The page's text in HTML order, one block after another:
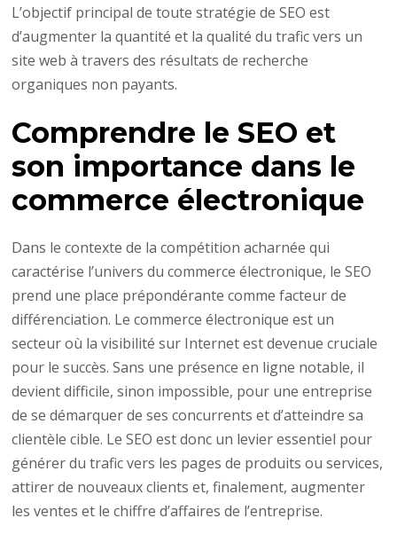
L’objectif principal de toute stratégie de SEO est
d’augmenter la quantité et la qualité du trafic vers un
site web à travers des résultats de recherche
organiques non payants.
Comprendre le SEO et
son importance dans le
commerce électronique
Dans le contexte de la compétition acharnée qui
caractérise l’univers du commerce électronique, le SEO
prend une place prépondérante comme facteur de
différenciation. Le commerce électronique est un
secteur où la visibilité sur Internet est devenue cruciale
pour le succès. Sans une présence en ligne notable, il
devient difficile, sinon impossible, pour une entreprise
de se démarquer de ses concurrents et d’atteindre sa
clientèle cible. Le SEO est donc un levier essentiel pour
générer du trafic vers les pages de produits ou services,
attirer de nouveaux clients et, finalement, augmenter
les ventes et le chiffre d’affaires de l’entreprise.